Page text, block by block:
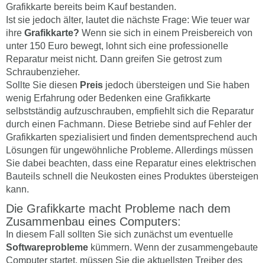
Grafikkarte bereits beim Kauf bestanden.
Ist sie jedoch älter, lautet die nächste Frage: Wie teuer war
ihre Grafikkarte? Wenn sie sich in einem Preisbereich von
unter 150 Euro bewegt, lohnt sich eine professionelle
Reparatur meist nicht. Dann greifen Sie getrost zum
Schraubenzieher.
Sollte Sie diesen Preis jedoch übersteigen und Sie haben
wenig Erfahrung oder Bedenken eine Grafikkarte
selbstständig aufzuschrauben, empfiehlt sich die Reparatur
durch einen Fachmann. Diese Betriebe sind auf Fehler der
Grafikkarten spezialisiert und finden dementsprechend auch
Lösungen für ungewöhnliche Probleme. Allerdings müssen
Sie dabei beachten, dass eine Reparatur eines elektrischen
Bauteils schnell die Neukosten eines Produktes übersteigen
kann.
Die Grafikkarte macht Probleme nach dem
Zusammenbau eines Computers:
In diesem Fall sollten Sie sich zunächst um eventuelle
Softwareprobleme kümmern. Wenn der zusammengebaute
Computer startet, müssen Sie die aktuellsten Treiber des